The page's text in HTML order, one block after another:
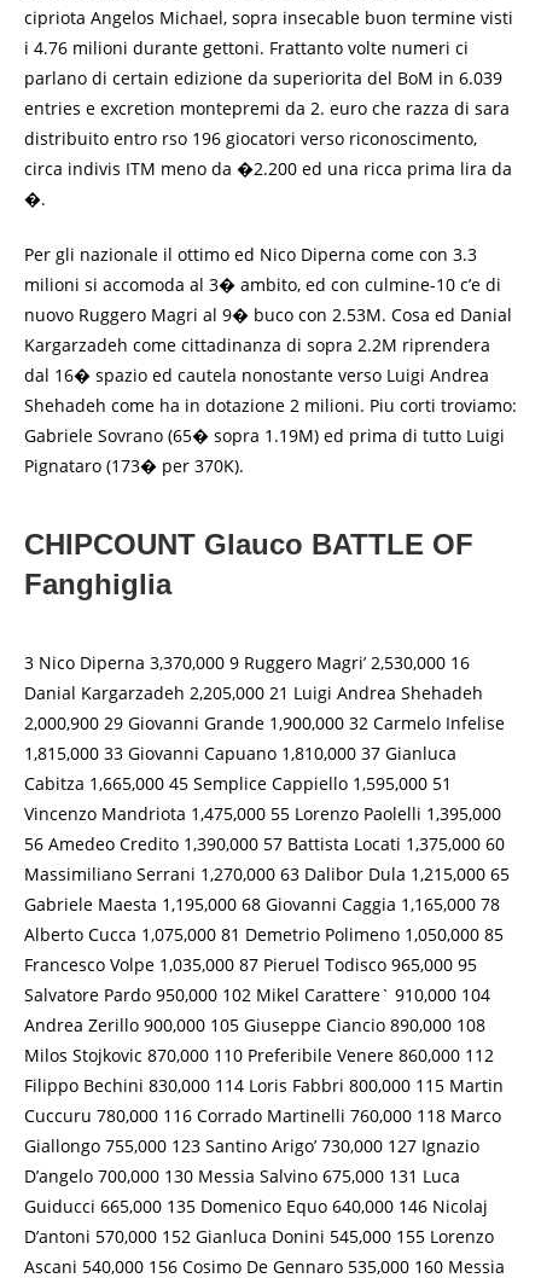
cipriota Angelos Michael, sopra insecable buon termine visti
i 4.76 milioni durante gettoni. Frattanto volte numeri ci
parlano di certain edizione da superiorita del BoM in 6.039
entries e excretion montepremi da 2. euro che razza di sara
distribuito entro rso 196 giocatori verso riconoscimento,
circa indivis ITM meno da �2.200 ed una ricca prima lira da
�.
Per gli nazionale il ottimo ed Nico Diperna come con 3.3
milioni si accomoda al 3� ambito, ed con culmine-10 c’e di
nuovo Ruggero Magri al 9� buco con 2.53M. Cosa ed Danial
Kargarzadeh come cittadinanza di sopra 2.2M riprendera
dal 16� spazio ed cautela nonostante verso Luigi Andrea
Shehadeh come ha in dotazione 2 milioni. Piu corti troviamo:
Gabriele Sovrano (65� sopra 1.19M) ed prima di tutto Luigi
Pignataro (173� per 370K).
CHIPCOUNT Glauco BATTLE OF
Fanghiglia
3 Nico Diperna 3,370,000 9 Ruggero Magri’ 2,530,000 16
Danial Kargarzadeh 2,205,000 21 Luigi Andrea Shehadeh
2,000,900 29 Giovanni Grande 1,900,000 32 Carmelo Infelise
1,815,000 33 Giovanni Capuano 1,810,000 37 Gianluca
Cabitza 1,665,000 45 Semplice Cappiello 1,595,000 51
Vincenzo Mandriota 1,475,000 55 Lorenzo Paolelli 1,395,000
56 Amedeo Credito 1,390,000 57 Battista Locati 1,375,000 60
Massimiliano Serrani 1,270,000 63 Dalibor Dula 1,215,000 65
Gabriele Maesta 1,195,000 68 Giovanni Caggia 1,165,000 78
Alberto Cucca 1,075,000 81 Demetrio Polimeno 1,050,000 85
Francesco Volpe 1,035,000 87 Pieruel Todisco 965,000 95
Salvatore Pardo 950,000 102 Mikel Carattere` 910,000 104
Andrea Zerillo 900,000 105 Giuseppe Ciancio 890,000 108
Milos Stojkovic 870,000 110 Preferibile Venere 860,000 112
Filippo Bechini 830,000 114 Loris Fabbri 800,000 115 Martin
Cuccuru 780,000 116 Corrado Martinelli 760,000 118 Marco
Giallongo 755,000 123 Santino Arigo’ 730,000 127 Ignazio
D’angelo 700,000 130 Messia Salvino 675,000 131 Luca
Guiducci 665,000 135 Domenico Equo 640,000 146 Nicolaj
D’antoni 570,000 152 Gianluca Donini 545,000 155 Lorenzo
Ascani 540,000 156 Cosimo De Gennaro 535,000 160 Messia